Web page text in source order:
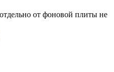
от фоновой плиты не